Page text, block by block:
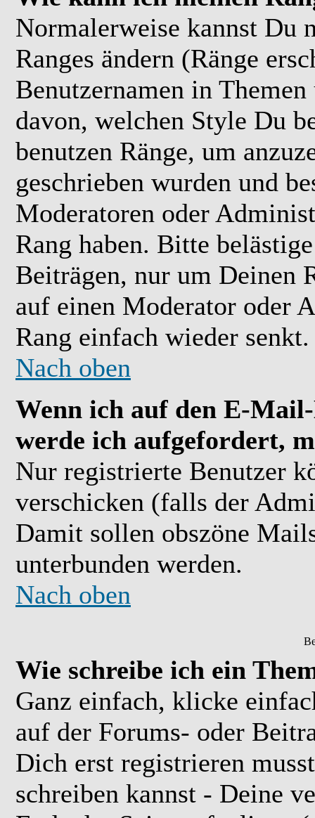
Normalerweise kannst Du
Ranges ändern (Ränge
Benutzernamen in
davon, welchen Style Du
benutzen Ränge, um
geschrieben wurden und
Moderatoren oder
Rang haben. Bitte
Beiträgen, nur um Deinen
auf einen Moderator oder
Rang einfach wieder senkt.
Nach oben
Wenn ich auf den E-
werde ich aufgefordert,
Nur registrierte Benutzer
verschicken (falls der
Damit sollen obszöne
unterbunden werden.
Nach oben
Wie schreibe ich ein
Ganz einfach, klicke
auf der Forums- oder
Dich erst registrieren
schreiben kannst - Deine